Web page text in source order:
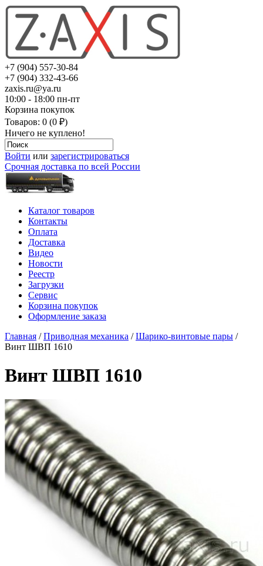
+7 (904) 557-30-84
+7 (904) 332-43-66
zaxis.ru@ya.ru
10:00 - 18:00 пн-пт
Корзина покупок
Товаров: 0 (0 ₽)
Ничего не куплено!
Войти или зарегистрироваться
Срочная доставка по всей России
Каталог товаров
Контакты
Оплата
Доставка
Видео
Новости
Реестр
Загрузки
Сервис
Корзина покупок
Оформление заказа
Главная /Приводная механика /Шарико-винтовые пары /
Винт ШВП 1610
Винт ШВП 1610